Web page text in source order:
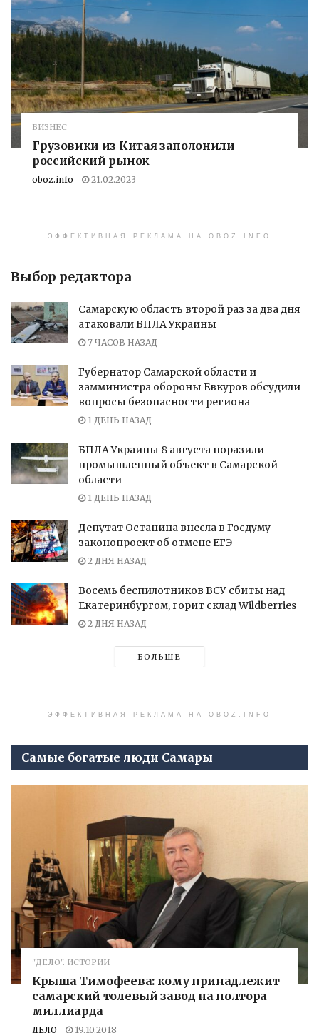
БИЗНЕС
Грузовики из Китая заполонили
российский рынок
oboz.info 21.02.2023
ЭФФЕКТИВНАЯ РЕКЛАМА НА OBOZ.INFO
Выбор редактора
Самарскую область второй раз за два дня
атаковали БПЛА Украины
7 ЧАСОВ НАЗАД
Губернатор Самарской области и
замминистра обороны Евкуров обсудили
вопросы безопасности региона
1 ДЕНЬ НАЗАД
БПЛА Украины 8 августа поразили
промышленный объект в Самарской
области
1 ДЕНЬ НАЗАД
Депутат Останина внесла в Госдуму
законопроект об отмене ЕГЭ
2 ДНЯ НАЗАД
Восемь беспилотников ВСУ сбиты над
Екатеринбургом, горит склад Wildberries
2 ДНЯ НАЗАД
БОЛЬШЕ
ЭФФЕКТИВНАЯ РЕКЛАМА НА OBOZ.INFO
Самые богатые люди Самары
"ДЕЛО". ИСТОРИИ
Крыша Тимофеева: кому принадлежит
самарский толевый завод на полтора
миллиарда
ДЕЛО 19.10.2018